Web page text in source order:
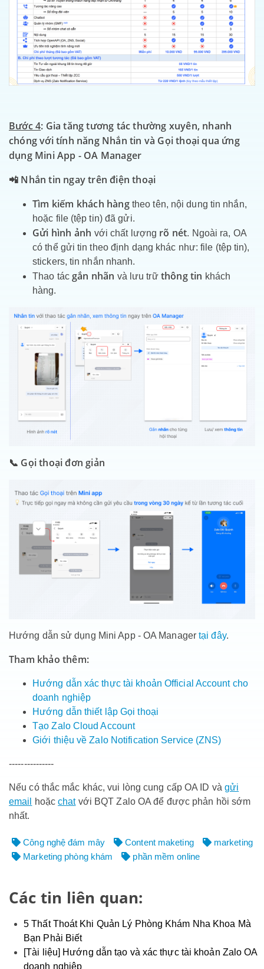
Bước 4: Gia tăng tương tác thường xuyên, nhanh
chóng với tính năng Nhắn tin và Gọi thoại qua ứng
dụng Mini App - OA Manager
📲 Nhắn tin ngay trên điện thoại
Tìm kiếm khách hàngtheo tên, nội dung tin nhắn,
hoặc file (tệp tin) đã gửi.
Gửi hình ảnh với chất lượng rõ nét. Ngoài ra, OA
có thể gửi tin theo định dạng khác như: file (tệp tin),
stickers, tin nhắn nhanh.
Thao tác gắn nhãn và lưu trữ thông tin khách
hàng.
📞 Gọi thoại đơn giản
Hướng dẫn sử dụng Mini App - OA Managertại đây.
Tham khảo thêm:
Hướng dẫn xác thực tài khoản Official Account cho
doanh nghiệp
Hướng dẫn thiết lập Gọi thoại
Tạo Zalo Cloud Account
Giới thiệu về Zalo Notification Service (ZNS)
---------------
Nếu có thắc mắc khác, vui lòng cung cấp OA ID và gửi
email
hoặcchatvới BQT Zalo OA để được phản hồi sớm
nhất.
Công nghệ đám mây Content maketing
marketing
Marketing phòng khám
phần mềm online
Các tin liên quan:
5 Thất Thoát Khi Quản Lý Phòng Khám Nha Khoa Mà
Bạn Phải Biết
[Tài liệu] Hướng dẫn tạo và xác thực tài khoản Zalo OA
doanh nghiệp